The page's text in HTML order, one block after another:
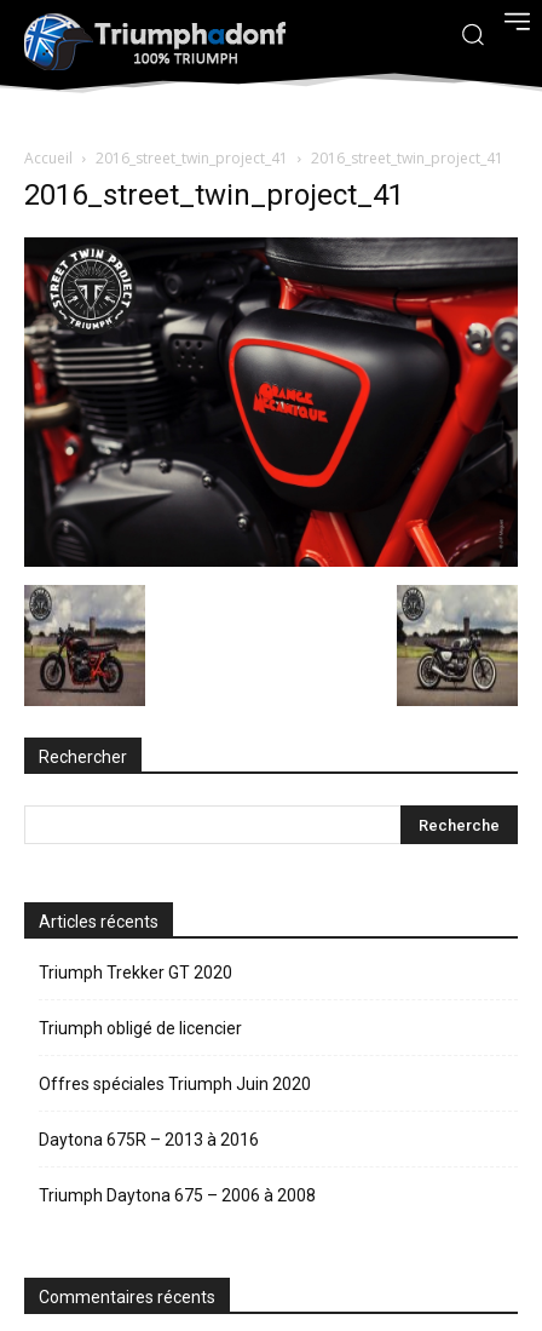
Accueil 2016_street_twin_project_41 2016_street_twin_project_41
2016_street_twin_project_41
Rechercher
Articles récents
Triumph Trekker GT 2020
Triumph obligé de licencier
Offres spéciales Triumph Juin 2020
Daytona 675R – 2013 à 2016
Triumph Daytona 675 – 2006 à 2008
Commentaires récents